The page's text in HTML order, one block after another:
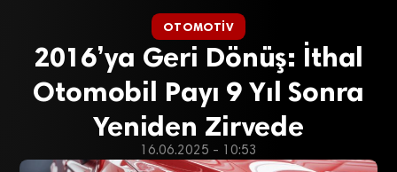
OTOMOTIV
2016’ya Geri Dönüş: İthal
Otomobil Payı 9 Yıl Sonra
Yeniden Zirvede
16.06.2025 - 10:53